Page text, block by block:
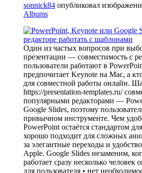
sonnick84 опубликовал
Albums
Один из частых вопросов при
презентации — совместимость с
пользователи работают в
предпочитает Keynote на Mac, а
для совместной работы онлайн.
https://presentation-templates.ru/
популярными редакторами —
Google Slides, поэтому
привычном инструменте. Чем
PowerPoint остаётся стандартом
хорошо подходит для сложных
за элегантные переходы и
Apple. Google Slides незаменим,
работает сразу несколько человек
для пользователя • нет